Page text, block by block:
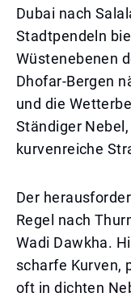
Dubai nach
Stadtpendeln
Wüstenebenen
Dhofar-Bergen
und die
Ständiger
kurvenreiche
Der
Regel nach
Wadi Dawkha.
scharfe Kurven,
oft in dichten